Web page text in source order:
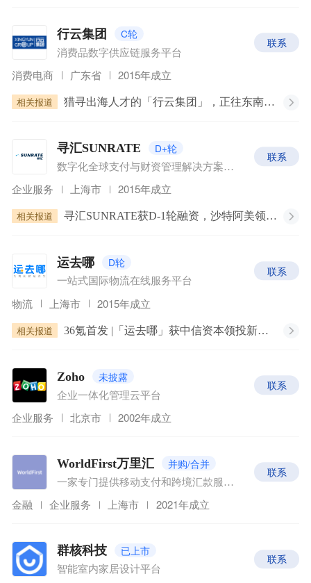
行云集团 C轮
消费品数字供应链服务平台
联系
消费电商 广东省 2015年成立
相关报道 猎寻出海人才的「行云集团」，正往东南亚押注｜春季招聘报道
寻汇SUNRATE D+轮
数字化全球支付与财资管理解决方案提供商
联系
企业服务 上海市 2015年成立
相关报道 寻汇SUNRATE获D-1轮融资，沙特阿美领投软银亚洲跟投
运去哪 D轮
一站式国际物流在线服务平台
联系
物流 上海市 2015年成立
相关报道 36氪首发 |「运去哪」获中信资本领投新一轮融资，D1轮融资额达1.5亿美元
Zoho 未披露
企业一体化管理云平台
联系
企业服务 北京市 2002年成立
WorldFirst万里汇 并购/合并
一家专门提供移动支付和跨境汇款服务的公司
联系
金融 企业服务 上海市 2021年成立
群核科技 已上市
智能室内家居设计平台
联系